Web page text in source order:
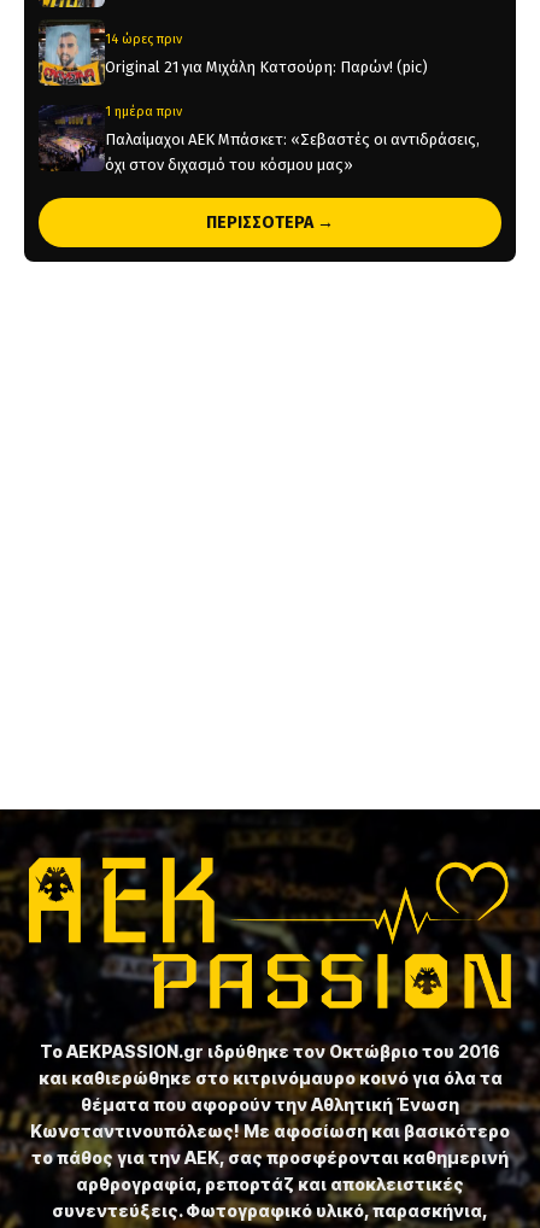
14 ώρες πριν
Original 21 για Μιχάλη Κατσούρη: Παρών! (pic)
1 ημέρα πριν
Παλαίμαχοι ΑΕΚ Μπάσκετ: «Σεβαστές οι αντιδράσεις,
όχι στον διχασμό του κόσμου μας»
Χάντμπολ Γυναικών: Παίκτρια της ΑΕΚ η Νικολίνα
ΠΕΡΙΣΣΟΤΕΡΑ →
Το ⁦AEKPASSION.gr⁩ ιδρύθηκε τον Οκτώβριο του 2016
και καθιερώθηκε στο κιτρινόμαυρο κοινό για όλα τα
θέματα που αφορούν την Αθλητική Ένωση
Κωνσταντινουπόλεως! Με αφοσίωση και βασικότερο
το πάθος για την ΑΕΚ, σας προσφέρονται καθημερινή
αρθρογραφία, ρεπορτάζ και αποκλειστικές
συνεντεύξεις. Φωτογραφικό υλικό, παρασκήνια,